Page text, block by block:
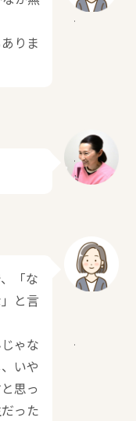
りま
「な
と言
ゃな
いや
思っ
った